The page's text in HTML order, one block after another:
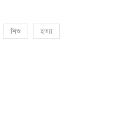
শিশু হত্যা